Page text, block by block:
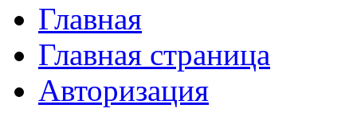
Главная
Главная страница
Авторизация